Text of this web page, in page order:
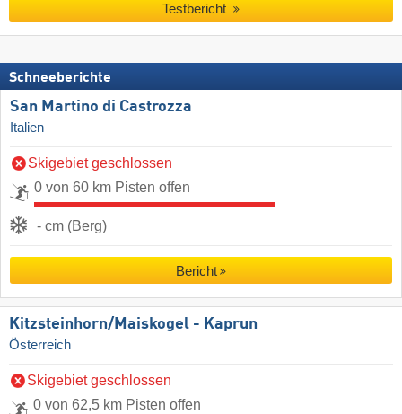
Testbericht
Schneeberichte
San Martino di Castrozza
Italien
Skigebiet geschlossen
0 von 60 km Pisten offen
- cm (Berg)
Bericht
Kitzsteinhorn/​Maiskogel - Kaprun
Österreich
Skigebiet geschlossen
0 von 62,5 km Pisten offen